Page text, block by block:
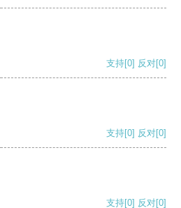
支持[0] 反对[0]
支持[0] 反对[0]
支持[0] 反对[0]